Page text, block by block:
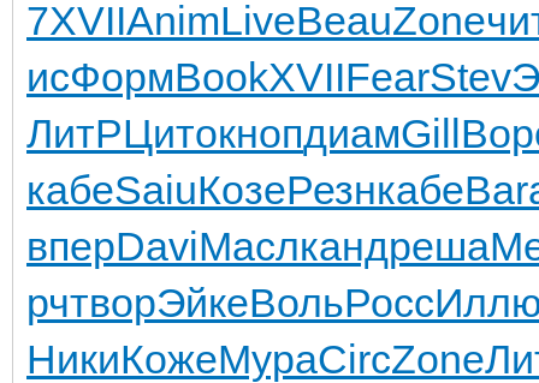
7XVIIAnimLiveBeauZone
исФормBookXVIIFearStev
ЛитРЦитокнопдиамGill
кабеSaiuКозеРезнкабе
вперDaviМаслкандреша
рчтворЭйкеВольРосс
НикиКожеМураCircZone